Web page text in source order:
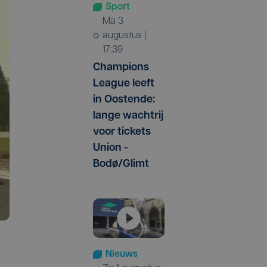
Sport
ma 3
augustus |
17:39
Champions
League leeft
in Oostende:
lange wachtrij
voor tickets
Union -
Bodø/Glimt
Nieuws